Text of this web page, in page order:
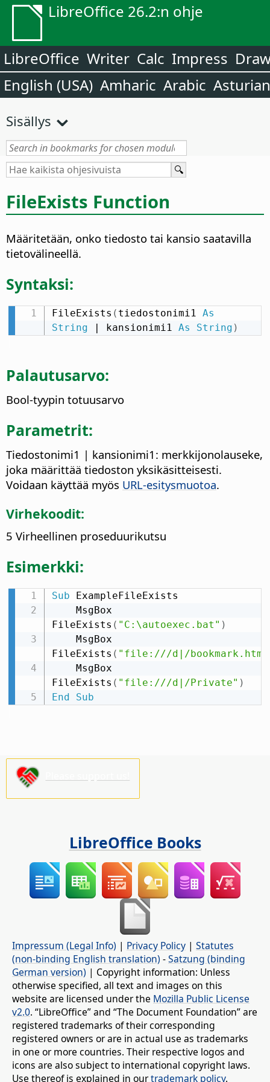
LibreOffice 26.2:n ohje
LibreOffice Writer Calc Impress
English (USA) Amharic Arabic Asturian
Sisällys
FileExists Function
Määritetään, onko tiedosto tai kansio saatavilla
tietovälineellä.
Syntaksi:
FileExists ( tiedostonimi1 As
String | kansionimi1 As String )
Palautusarvo:
Bool-tyypin totuusarvo
Parametrit:
Tiedostonimi1 | kansionimi1: merkkijonolauseke,
joka määrittää tiedoston yksikäsitteisesti.
Voidaan käyttää myös URL-esitysmuotoa.
Virhekoodit:
5 Virheellinen proseduurikutsu
Esimerkki:
Sub ExampleFileExists
FileExists ( "C:\autoexec.bat" )
FileExists ( "file:///d|/bookmark.htm"
FileExists ( "file:///d|/Private" )
End
Sub
LibreOffice Books
Impressum (Legal Info) | Privacy Policy | Statutes
(non-binding English translation) -Satzung (binding
German version) | Copyright information: Unless
otherwise specified, all text and images on this
website are licensed under the Mozilla Public License
v2.0. “LibreOffice” and “The Document Foundation” are
registered trademarks of their corresponding
registered owners or are in actual use as trademarks
in one or more countries. Their respective logos and
icons are also subject to international copyright laws.
Use thereof is explained in ourtrademark policy.